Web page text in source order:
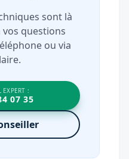
sont là
questions
ou via
EXPERT :
07 35